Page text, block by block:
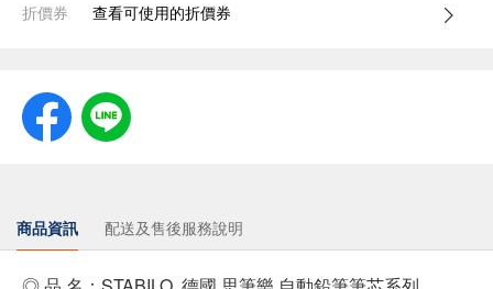
折價券 查看可使用的折價券
商品資訊 配送及售後服務說明